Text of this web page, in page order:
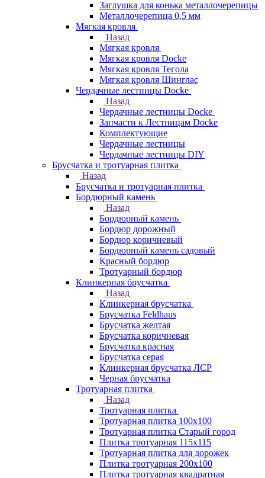
Заглушка для конька металлочерепицы
Металлочерепица 0,5 мм
Мягкая кровля
Назад
Мягкая кровля
Мягкая кровля Docke
Мягкая кровля Тегола
Мягкая кровля Шинглас
Чердачные лестницы Docke
Назад
Чердачные лестницы Docke
Запчасти к Лестницам Docke
Комплектующие
Чердачные лестницы
Чердачные лестницы DIY
Брусчатка и тротуарная плитка
Назад
Брусчатка и тротуарная плитка
Бордюрный камень
Назад
Бордюрный камень
Бордюр дорожный
Бордюр коричневый
Бордюрный камень садовый
Красный бордюр
Тротуарный бордюр
Клинкерная брусчатка
Назад
Клинкерная брусчатка
Брусчатка Feldhaus
Брусчатка желтая
Брусчатка коричневая
Брусчатка красная
Брусчатка серая
Клинкерная брусчатка ЛСР
Черная брусчатка
Тротуарная плитка
Назад
Тротуарная плитка
Тротуарная плитка 100x100
Тротуарная плитка Старый город
Плитка тротуарная 115x115
Тротуарная плитка для дорожек
Плитка тротуарная 200х100
Плитка тротуарная квадратная